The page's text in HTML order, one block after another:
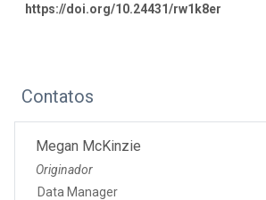
https://doi.org/10.24431/rw1k8er
Contatos
Megan McKinzie
Originador
Data Manager